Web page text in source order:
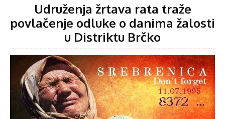
Udruženja žrtava rata traže
povlačenje odluke o danima žalosti
u Distriktu Brčko